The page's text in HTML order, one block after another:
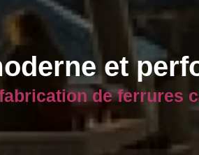
et
de ferrures